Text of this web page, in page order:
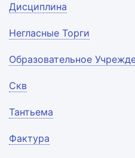
Дисциплина
Негласные Торги
Образовательное
Скв
Тантьема
Фактура